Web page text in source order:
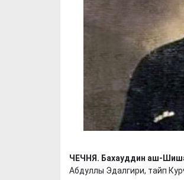
ЧЕЧНЯ. Бахауддин аш-
Абдуллы Эдалгири, тайп